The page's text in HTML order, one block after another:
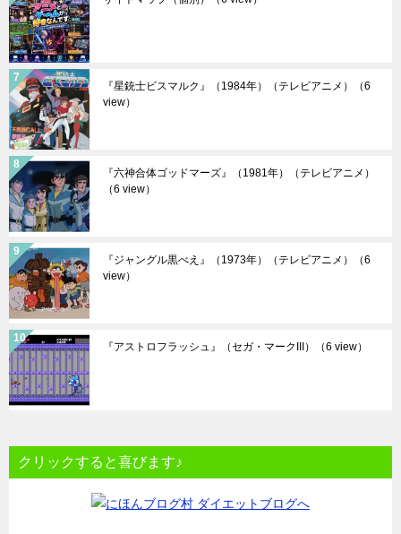
『星銃士ビスマルク』（1984年）（テレビアニメ）
（6
view）
『六神合体ゴッドマーズ』（1981年）（テレビアニメ）
（6 view）
『ジャングル黒べえ』（1973年）（テレビアニメ）
（6
view）
『アストロフラッシュ』（セガ・マークIII） （6 view）
クリックすると喜びます♪